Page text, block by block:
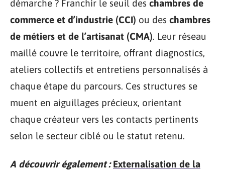
démarche ? Franchir le seuil des chambres de
commerce et d’industrie (CCI) ou des chambres
de métiers et de l’artisanat (CMA). Leur réseau
maillé couvre le territoire, offrant diagnostics,
ateliers collectifs et entretiens personnalisés à
chaque étape du parcours. Ces structures se
muent en aiguillages précieux, orientant
chaque créateur vers les contacts pertinents
selon le secteur ciblé ou le statut retenu.
A découvrir également : Externalisation de la